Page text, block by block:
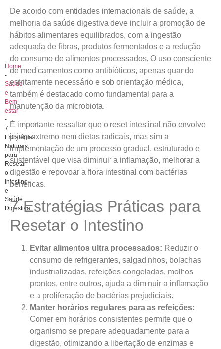
Home
-
Saúde
e
Bem-
estar
-
7
Estratégias
Naturais
para
Resetar
o
Intestino
e
Saúde
Digestiva
De acordo com entidades internacionais de saúde, a
melhoria da saúde digestiva deve incluir a promoção de
hábitos alimentares equilibrados, com a ingestão
adequada de fibras, produtos fermentados e a redução
do consumo de alimentos processados. O uso consciente
de medicamentos como antibióticos, apenas quando
estritamente necessário e sob orientação médica,
também é destacado como fundamental para a
manutenção da microbiota.
É importante ressaltar que o reset intestinal não envolve
jejum extremo nem dietas radicais, mas sim a
implementação de um processo gradual, estruturado e
sustentável que visa diminuir a inflamação, melhorar a
digestão e repovoar a flora intestinal com bactérias
benéficas.
7 Estratégias Práticas para
Resetar o Intestino
Evitar alimentos ultra processados: Reduzir o
consumo de refrigerantes, salgadinhos, bolachas
industrializadas, refeições congeladas, molhos
prontos, entre outros, ajuda a diminuir a inflamação
e a proliferação de bactérias prejudiciais.
Manter horários regulares para as refeições:
Comer em horários consistentes permite que o
organismo se prepare adequadamente para a
digestão, otimizando a libertação de enzimas e